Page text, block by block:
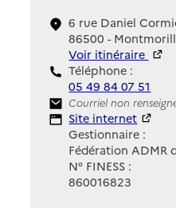
6 rue Daniel
86500 -
Voir itinéraire
Téléphone :
05 49 84 07 51
Contact
Courriel non
Site Internet
Site internet
Gestionnaire :
Fédération ADMR
N° FINESS :
860016823